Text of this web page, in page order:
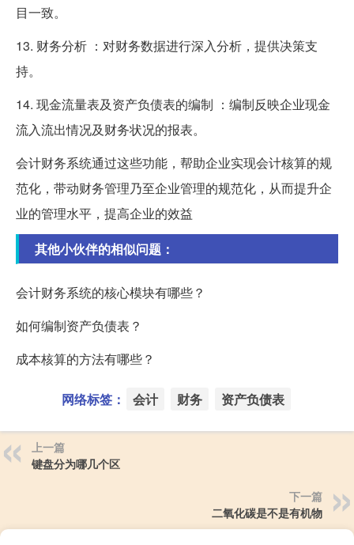
目一致。
13. 财务分析 ：对财务数据进行深入分析，提供决策支
持。
14. 现金流量表及资产负债表的编制 ：编制反映企业现金
流入流出情况及财务状况的报表。
会计财务系统通过这些功能，帮助企业实现会计核算的规
范化，带动财务管理乃至企业管理的规范化，从而提升企
业的管理水平，提高企业的效益
其他小伙伴的相似问题：
会计财务系统的核心模块有哪些？
如何编制资产负债表？
成本核算的方法有哪些？
网络标签： 会计 财务 资产负债表
上一篇
键盘分为哪几个区
下一篇
二氧化碳是不是有机物